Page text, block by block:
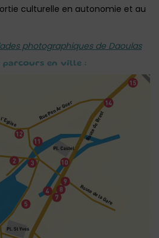
culturelle en autonomie et au
photographiques de Daoulas
parcours en ville :